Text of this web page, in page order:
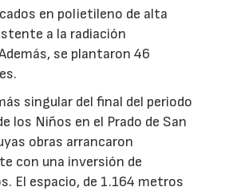
en polietileno de alta
a la radiación
se plantaron 46
singular del final del periodo
los Niños en el Prado de San
obras arrancaron
con una inversión de
El espacio, de 1.164 metros